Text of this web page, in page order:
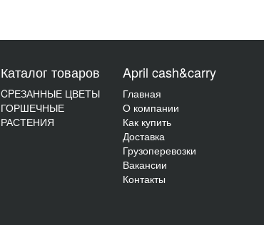
Каталог товаров
CPЕЗАННЫЕ ЦВЕТЫ
ГОРШЕЧНЫЕ
РАСТЕНИЯ
April cash&carry
Главная
О компании
Как купить
Доставка
Грузоперевозки
Вакансии
Контакты